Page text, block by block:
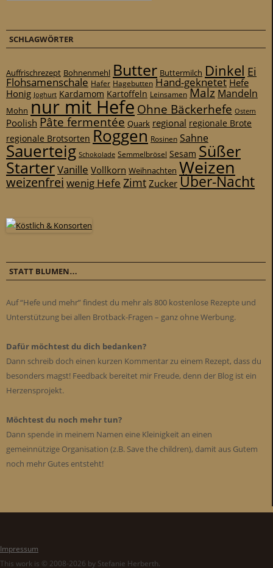
SCHLAGWÖRTER
Auffrischrezept Bohnenmehl Butter Buttermilch Dinkel Ei
Flohsamenschale Hafer Hagebutten Hand-geknetet Hefe
Honig Joghurt Kardamom Kartoffeln Leinsamen Malz Mandeln
Mohn nur mit Hefe Ohne Bäckerhefe Ostern
Poolish Pâte fermentée Quark regional regionale Brote
regionale Brotsorten Roggen Rosinen Sahne
Sauerteig Schokolade Semmelbrösel Sesam Süßer
StarterVanille Vollkorn Weihnachten Weizen
weizenfrei wenig Hefe ZimtZuckerÜber-Nacht
STATT BLUMEN…
Auf “Hefe und mehr” findest du mehr als 800 kostenlose Rezepte und
Unterstützung bei allen Brotback-Fragen – ganz ohne Werbung.
Dafür möchtest du dich bedanken?
Dann schreib doch einen kurzen Kommentar zu einem Rezept, dass du
besonders magst! Feedback bereitet mir Freude, denn der Blog ist ein
Herzensprojekt.
Möchtest du noch mehr tun?
Dann spende in meinem Namen eine Kleinigkeit an einen
gemeinnützige Organisation (z.B. Save the children), damit aus Gutem
noch mehr Gutes entsteht!
Impressum
This work is © 2008-2026 by Stefanie Herberth.